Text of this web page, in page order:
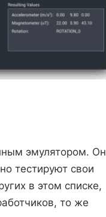
эмулятором. Он
тестируют свои
в этом списке,
то же